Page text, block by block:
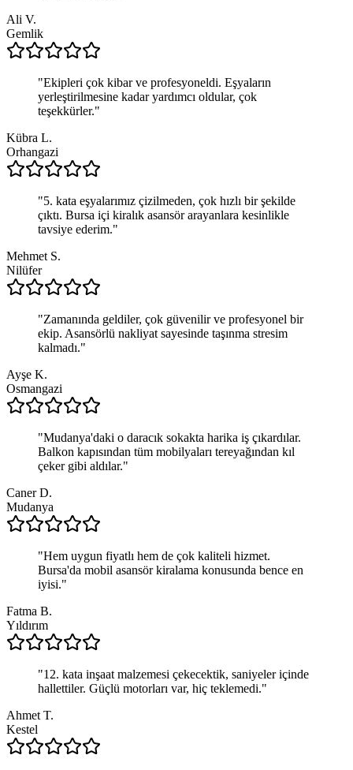
Ali V.
Gemlik
"Ekipleri çok kibar ve profesyoneldi. Eşyaların
yerleştirilmesine kadar yardımcı oldular, çok
teşekkürler."
Kübra L.
Orhangazi
"5. kata eşyalarımız çizilmeden, çok hızlı bir şekilde
çıktı. Bursa içi kiralık asansör arayanlara kesinlikle
tavsiye ederim."
Mehmet S.
Nilüfer
"Zamanında geldiler, çok güvenilir ve profesyonel bir
ekip. Asansörlü nakliyat sayesinde taşınma stresim
kalmadı."
Ayşe K.
Osmangazi
"Mudanya'daki o daracık sokakta harika iş çıkardılar.
Balkon kapısından tüm mobilyaları tereyağından kıl
çeker gibi aldılar."
Caner D.
Mudanya
"Hem uygun fiyatlı hem de çok kaliteli hizmet.
Bursa'da mobil asansör kiralama konusunda bence en
iyisi."
Fatma B.
Yıldırım
"12. kata inşaat malzemesi çekecektik, saniyeler içinde
hallettiler. Güçlü motorları var, hiç teklemedi."
Ahmet T.
Kestel